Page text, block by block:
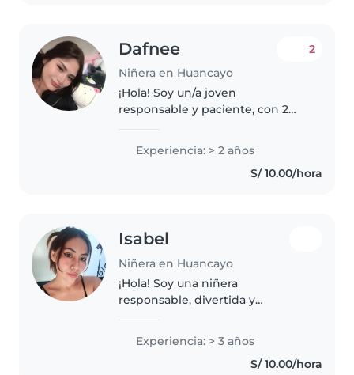
Dafnee
Niñera en Huancayo
2
¡Hola! Soy un/a joven
responsable y paciente, con 2
niños de todas las edades. Me
encanta dibujar, leer cuentos,
hacer manualidades y enseñar
Experiencia: > 2 años
S/ 10.00/hora
Isabel
Niñera en Huancayo
¡Hola! Soy una niñera
responsable, divertida y
experiencia cuidando niños en
edad escolar. Me encanta
dibujar, hacer manualidades y
Experiencia: > 3 años
S/ 10.00/hora